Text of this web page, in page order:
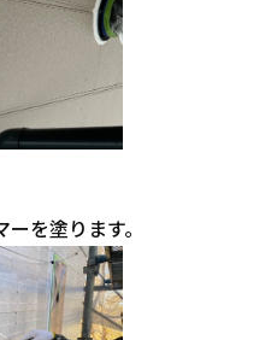
を塗ります。